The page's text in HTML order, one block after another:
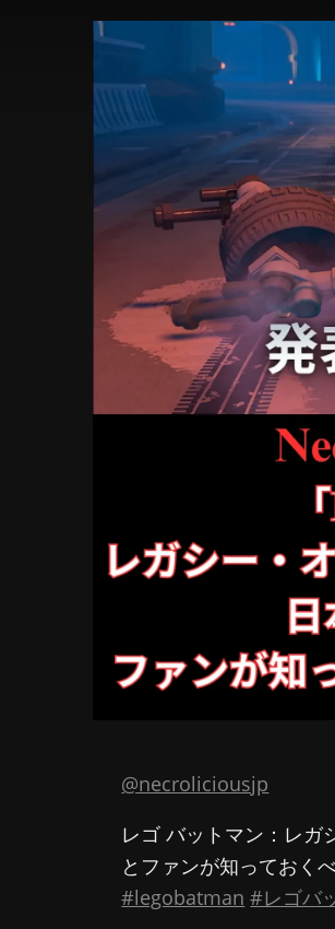
@necroliciousjp
レゴ バットマン：レガ
とファンが知っておく
#legobatman #レゴバ